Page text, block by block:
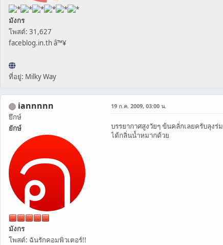
มังกร
โพสต์: 31,627
faceblog.in.th â™¥
ที่อยู่: Milky Way
iannnnn
ยึกษ์
ยักษ์
มังกร
โพสต์: ฉันรักคอมพิวเตอร์!!
19 ก.ค. 2009, 03:00 น.
บรรยากาศสูงวัยๆ ข้นคลั่กเลยครับลุงร่ม
ได้กลิ่นน้ำหมากด้วย